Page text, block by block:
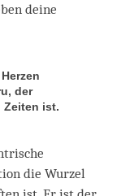
deine
der
Zeiten ist.
die Wurzel